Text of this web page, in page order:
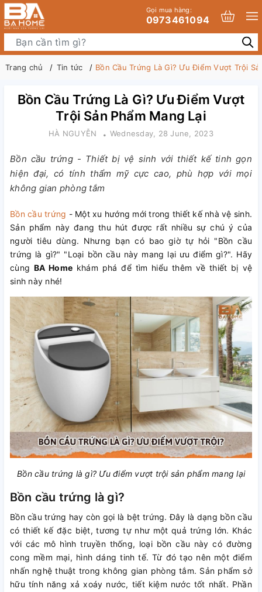
Gọi mua hàng:
0973461094
Trang chủ Tin tức Bồn Cầu Trứng Là Gì? Ưu Điểm Vượt Trội
Bồn Cầu Trứng Là Gì? Ưu Điểm Vượt
Trội Sản Phẩm Mang Lại
HÀ NGUYỄN Wednesday, 28 June, 2023
Bồn cầu trứng - Thiết bị vệ sinh với thiết kế tinh gọn
hiện đại, có tính thẩm mỹ cực cao, phù hợp với mọi
không gian phòng tắm
Bồn cầu trứng - Một xu hướng mới trong thiết kế nhà vệ sinh.
Sản phẩm này đang thu hút được rất nhiều sự chú ý của
người tiêu dùng. Nhưng bạn có bao giờ tự hỏi "Bồn cầu
trứng là gì?" "Loại bồn cầu này mang lại ưu điểm gì?". Hãy
cùng BA Home khám phá để tìm hiểu thêm về thiết bị vệ
sinh này nhé!
Bồn cầu trứng là gì? Ưu điểm vượt trội sản phẩm mang lại
Bồn cầu trứng là gì?
Bồn cầu trứng hay còn gọi là bệt trứng. Đây là dạng bồn cầu
có thiết kế đặc biệt, tương tự như một quả trứng lớn. Khác
với các mô hình truyền thống, loại bồn cầu này có đường
cong mềm mại, hình dáng tinh tế. Từ đó tạo nên một điểm
nhấn nghệ thuật trong không gian phòng tắm. Sản phẩm sở
hữu tính năng xả xoáy nước, tiết kiệm nước tốt nhất. Phần